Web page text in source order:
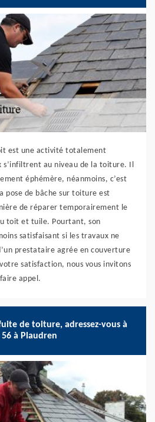
est une activité totalement
s’infiltrent au niveau de la toiture. Il
éphémère, néanmoins, c’est
pose de bâche sur toiture est
de réparer temporairement le
toit et tuile. Pourtant, son
satisfaisant si les travaux ne
prestataire agrée en couverture
satisfaction, nous vous invitons
appel.
de toiture, adressez-vous à
à Plaudren